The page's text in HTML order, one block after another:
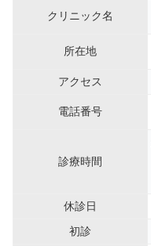
クリニック名
所在地
アクセス
電話番号
診療時間
休診日
初診